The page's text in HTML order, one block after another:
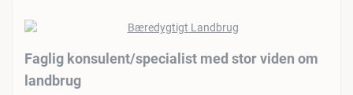
Faglig konsulent/​specialist med stor viden om
landbrug